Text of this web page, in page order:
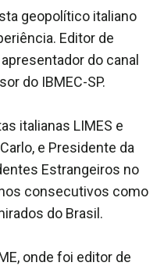
geopolítico italiano
Editor de
do canal
do IBMEC-SP.
italianas LIMES e
e Presidente da
Estrangeiros no
consecutivos como
do Brasil.
onde foi editor de